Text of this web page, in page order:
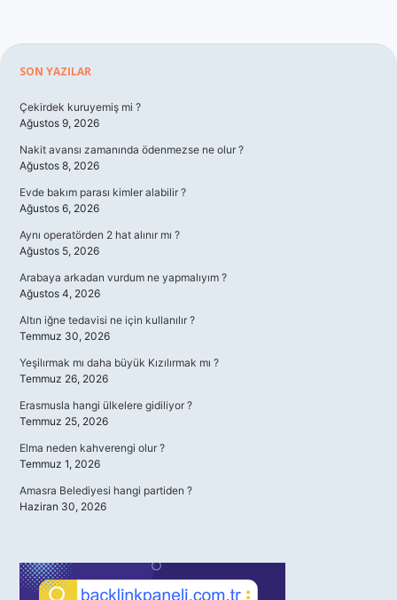
Sidebar
SON YAZILAR
Çekirdek kuruyemiş mi ?
Ağustos 9, 2026
Nakit avansı zamanında ödenmezse ne olur ?
Ağustos 8, 2026
Evde bakım parası kimler alabilir ?
Ağustos 6, 2026
Aynı operatörden 2 hat alınır mı ?
Ağustos 5, 2026
Arabaya arkadan vurdum ne yapmalıyım ?
Ağustos 4, 2026
Altın iğne tedavisi ne için kullanılır ?
Temmuz 30, 2026
Yeşilırmak mı daha büyük Kızılırmak mı ?
Temmuz 26, 2026
Erasmusla hangi ülkelere gidiliyor ?
Temmuz 25, 2026
Elma neden kahverengi olur ?
Temmuz 1, 2026
Amasra Belediyesi hangi partiden ?
Haziran 30, 2026